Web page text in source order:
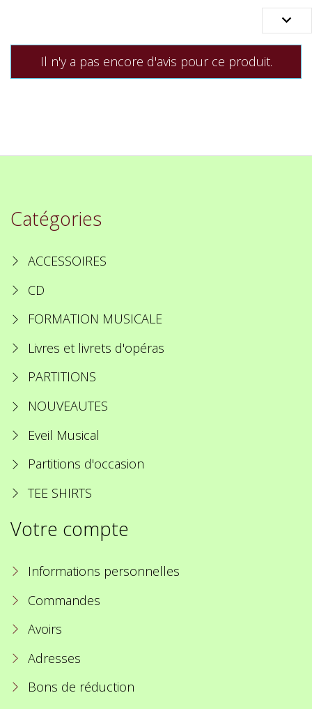

Il n'y a pas encore d'avis pour ce produit.
Catégories
ACCESSOIRES
CD
FORMATION MUSICALE
Livres et livrets d'opéras
PARTITIONS
NOUVEAUTES
Eveil Musical
Partitions d'occasion
TEE SHIRTS
Votre compte
Informations personnelles
Commandes
Avoirs
Adresses
Bons de réduction